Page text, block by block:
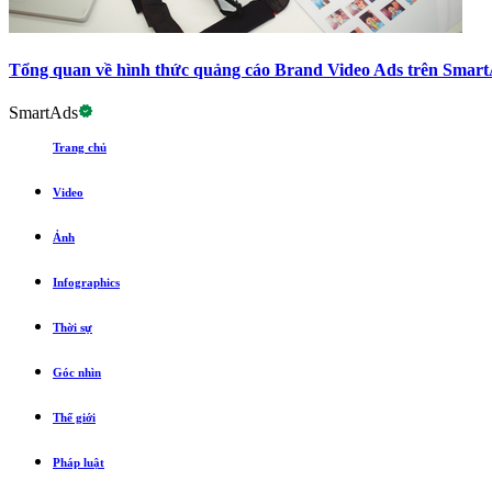
Tổng quan về hình thức quảng cáo Brand Video Ads trên
SmartAds
Trang chủ
Video
Ảnh
Infographics
Thời sự
Góc nhìn
Thế giới
Pháp luật